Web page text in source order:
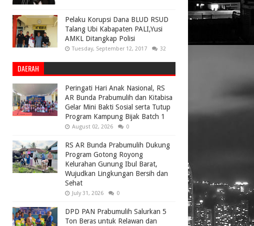
Pelaku Korupsi Dana BLUD RSUD
Talang Ubi Kabapaten PALI,Yusi
AMKL Ditangkap Polisi
Tuesday, September 12, 2017 32
DAERAH
Peringati Hari Anak Nasional, RS
AR Bunda Prabumulih dan Kitabisa
Gelar Mini Bakti Sosial serta Tutup
Program Kampung Bijak Batch 1
August 02, 2026 0
RS AR Bunda Prabumulih Dukung
Program Gotong Royong
Kelurahan Gunung Ibul Barat,
Wujudkan Lingkungan Bersih dan
Sehat
July 31, 2026 0
DPD PAN Prabumulih Salurkan 5
Ton Beras untuk Relawan dan